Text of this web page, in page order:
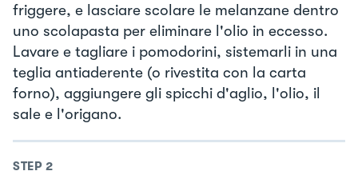
friggere, e lasciare scolare le melanzane dentro
uno scolapasta per eliminare l'olio in eccesso.
Lavare e tagliare i pomodorini, sistemarli in una
teglia antiaderente (o rivestita con la carta
forno), aggiungere gli spicchi d'aglio, l'olio, il
sale e l'origano.
STEP 2